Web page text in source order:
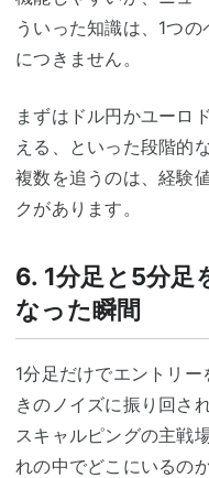
ういった知識は、1つ
につきません。
まずはドル円かユーロ
える、といった段階的
複数を追うのは、経験
クがあります。
6. 1分足と5分足
なった瞬間
1分足だけでエントリ
きのノイズに振り回さ
スキャルピングの主戦
れの中でどこにいるの